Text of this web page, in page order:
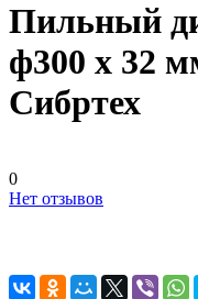
Пильный
ф300 х 32
Сибртех
0
Нет отзывов